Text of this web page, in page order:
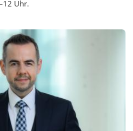
Uhr.